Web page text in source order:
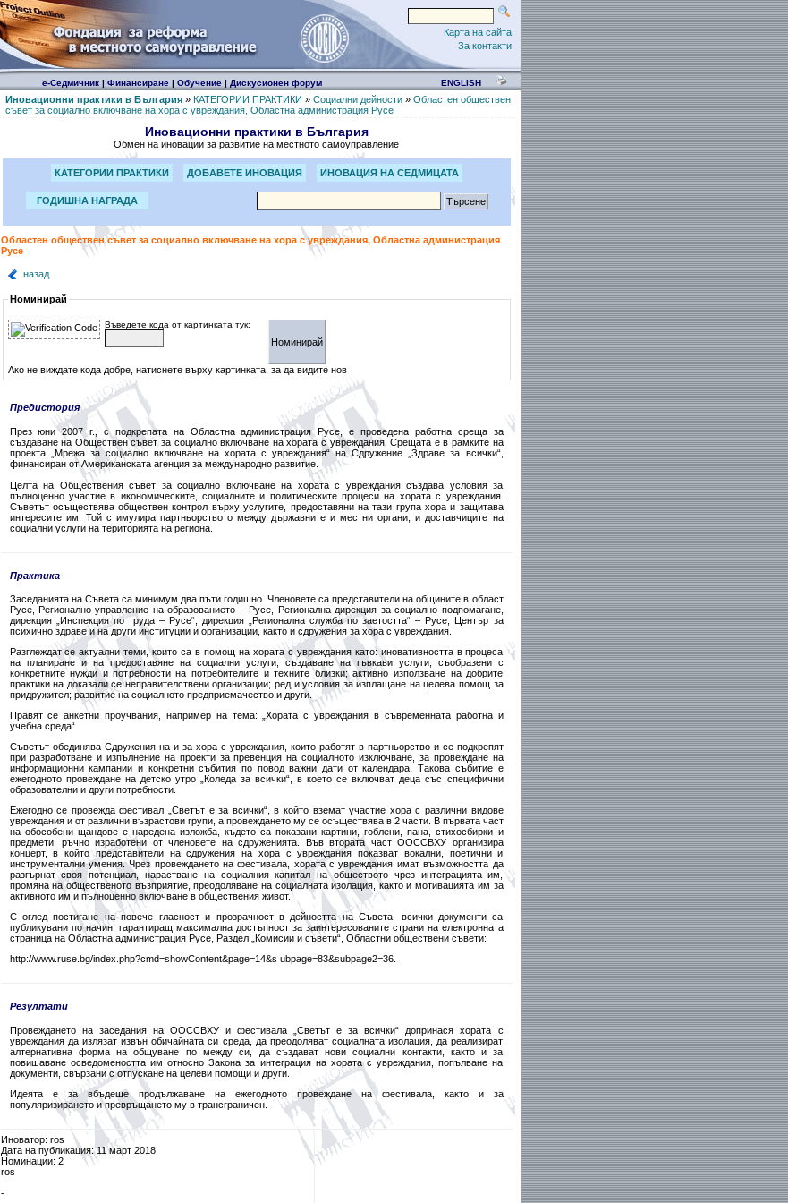
Карта на сайта
За контакти
е-Седмичник| Финансиране| Обучение| Дискусионен форум ENGLISH
Иновационни практики в България» КАТЕГОРИИ ПРАКТИКИ » Социални дейности» Областен обществен
съвет за социално включване на хора с увреждания, Областна администрация Русе
Иновационни практики в България
Обмен на иновации за развитие на местното самоуправление
КАТЕГОРИИ ПРАКТИКИ ДОБАВЕТЕ ИНОВАЦИЯ ИНОВАЦИЯ НА СЕДМИЦАТА
ГОДИШНА НАГРАДА
Областен обществен съвет за социално включване на хора с увреждания, Областна администрация
Русе
назад
Номинирай
Въведете кода от картинката тук:
Ако не виждате кода добре, натиснете върху картинката, за да видите нов
Предистория
През юни 2007 г., с подкрепата на Областна администрация Русе, е проведена работна среща за
създаване на Обществен съвет за социално включване на хората с увреждания. Срещата е в рамките на
проекта „Мрежа за социално включване на хората с увреждания“ на Сдружение „Здраве за всички“,
финансиран от Американската агенция за международно развитие.
Целта на Обществения съвет за социално включване на хората с увреждания създава условия за
пълноценно участие в икономическите, социалните и политическите процеси на хората с увреждания.
Съветът осъществява обществен контрол върху услугите, предоставяни на тази група хора и защитава
интересите им. Той стимулира партньорството между държавните и местни органи, и доставчиците на
социални услуги на територията на региона.
Практика
Заседанията на Съвета са минимум два пъти годишно. Членовете са представители на общините в област
Русе, Регионално управление на образованието – Русе, Регионална дирекция за социално подпомагане,
дирекция „Инспекция по труда – Русе“, дирекция „Регионална служба по заетостта“ – Русе, Център за
психично здраве и на други институции и организации, както и сдружения за хора с увреждания.
Разглеждат се актуални теми, които са в помощ на хората с увреждания като: иновативността в процеса
на планиране и на предоставяне на социални услуги; създаване на гъвкави услуги, съобразени с
конкретните нужди и потребности на потребителите и техните близки; активно използване на добрите
практики на доказали се неправителствени организации; ред и условия за изплащане на целева помощ за
придружител; развитие на социалното предприемачество и други.
Правят се анкетни проучвания, например на тема: „Хората с увреждания в съвременната работна и
учебна среда“.
Съветът обединява Сдружения на и за хора с увреждания, които работят в партньорство и се подкрепят
при разработване и изпълнение на проекти за превенция на социалното изключване, за провеждане на
информационни кампании и конкретни събития по повод важни дати от календара. Такова събитие е
ежегодното провеждане на детско утро „Коледа за всички“, в което се включват деца със специфични
образователни и други потребности.
Ежегодно се провежда фестивал „Светът е за всички“, в който вземат участие хора с различни видове
увреждания и от различни възрастови групи, а провеждането му се осъществява в 2 части. В първата част
на обособени щандове е наредена изложба, където са показани картини, гоблени, пана, стихосбирки и
предмети, ръчно изработени от членовете на сдруженията. Във втората част ООССВХУ организира
концерт, в който представители на сдружения на хора с увреждания показват вокални, поетични и
инструментални умения. Чрез провеждането на фестивала, хората с увреждания имат възможността да
разгърнат своя потенциал, нарастване на социалния капитал на обществото чрез интеграцията им,
промяна на общественото възприятие, преодоляване на социалната изолация, както и мотивацията им за
активното им и пълноценно включване в обществения живот.
С оглед постигане на повече гласност и прозрачност в дейността на Съвета, всички документи са
публикувани по начин, гарантиращ максимална достъпност за заинтересованите страни на електронната
страница на Областна администрация Русе, Раздел „Комисии и съвети“, Областни обществени съвети:
http://www.ruse.bg/index.php?cmd=showContent&page=14&s ubpage=83&subpage2=36.
Резултати
Провеждането на заседания на ООССВХУ и фестивала „Светът е за всички“ допринася хората с
увреждания да излязат извън обичайната си среда, да преодоляват социалната изолация, да реализират
алтернативна форма на общуване по между си, да създават нови социални контакти, както и за
повишаване осведомеността им относно Закона за интеграция на хората с увреждания, попълване на
документи, свързани с отпускане на целеви помощи и други.
Идеята е за вбъдеще продължаване на ежегодното провеждане на фестивала, както и за
популяризирането и превръщането му в трансграничен.
Иноватор: ros
Дата на публикация: 11 март 2018
Номинации: 2
ros
-